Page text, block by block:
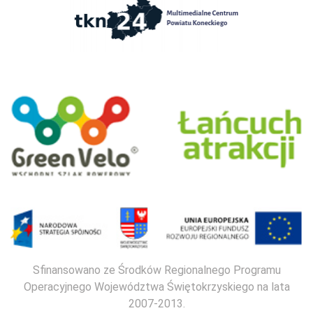
Sfinansowano ze Środków Regionalnego Programu
Operacyjnego Województwa Świętokrzyskiego na lata
2007-2013.